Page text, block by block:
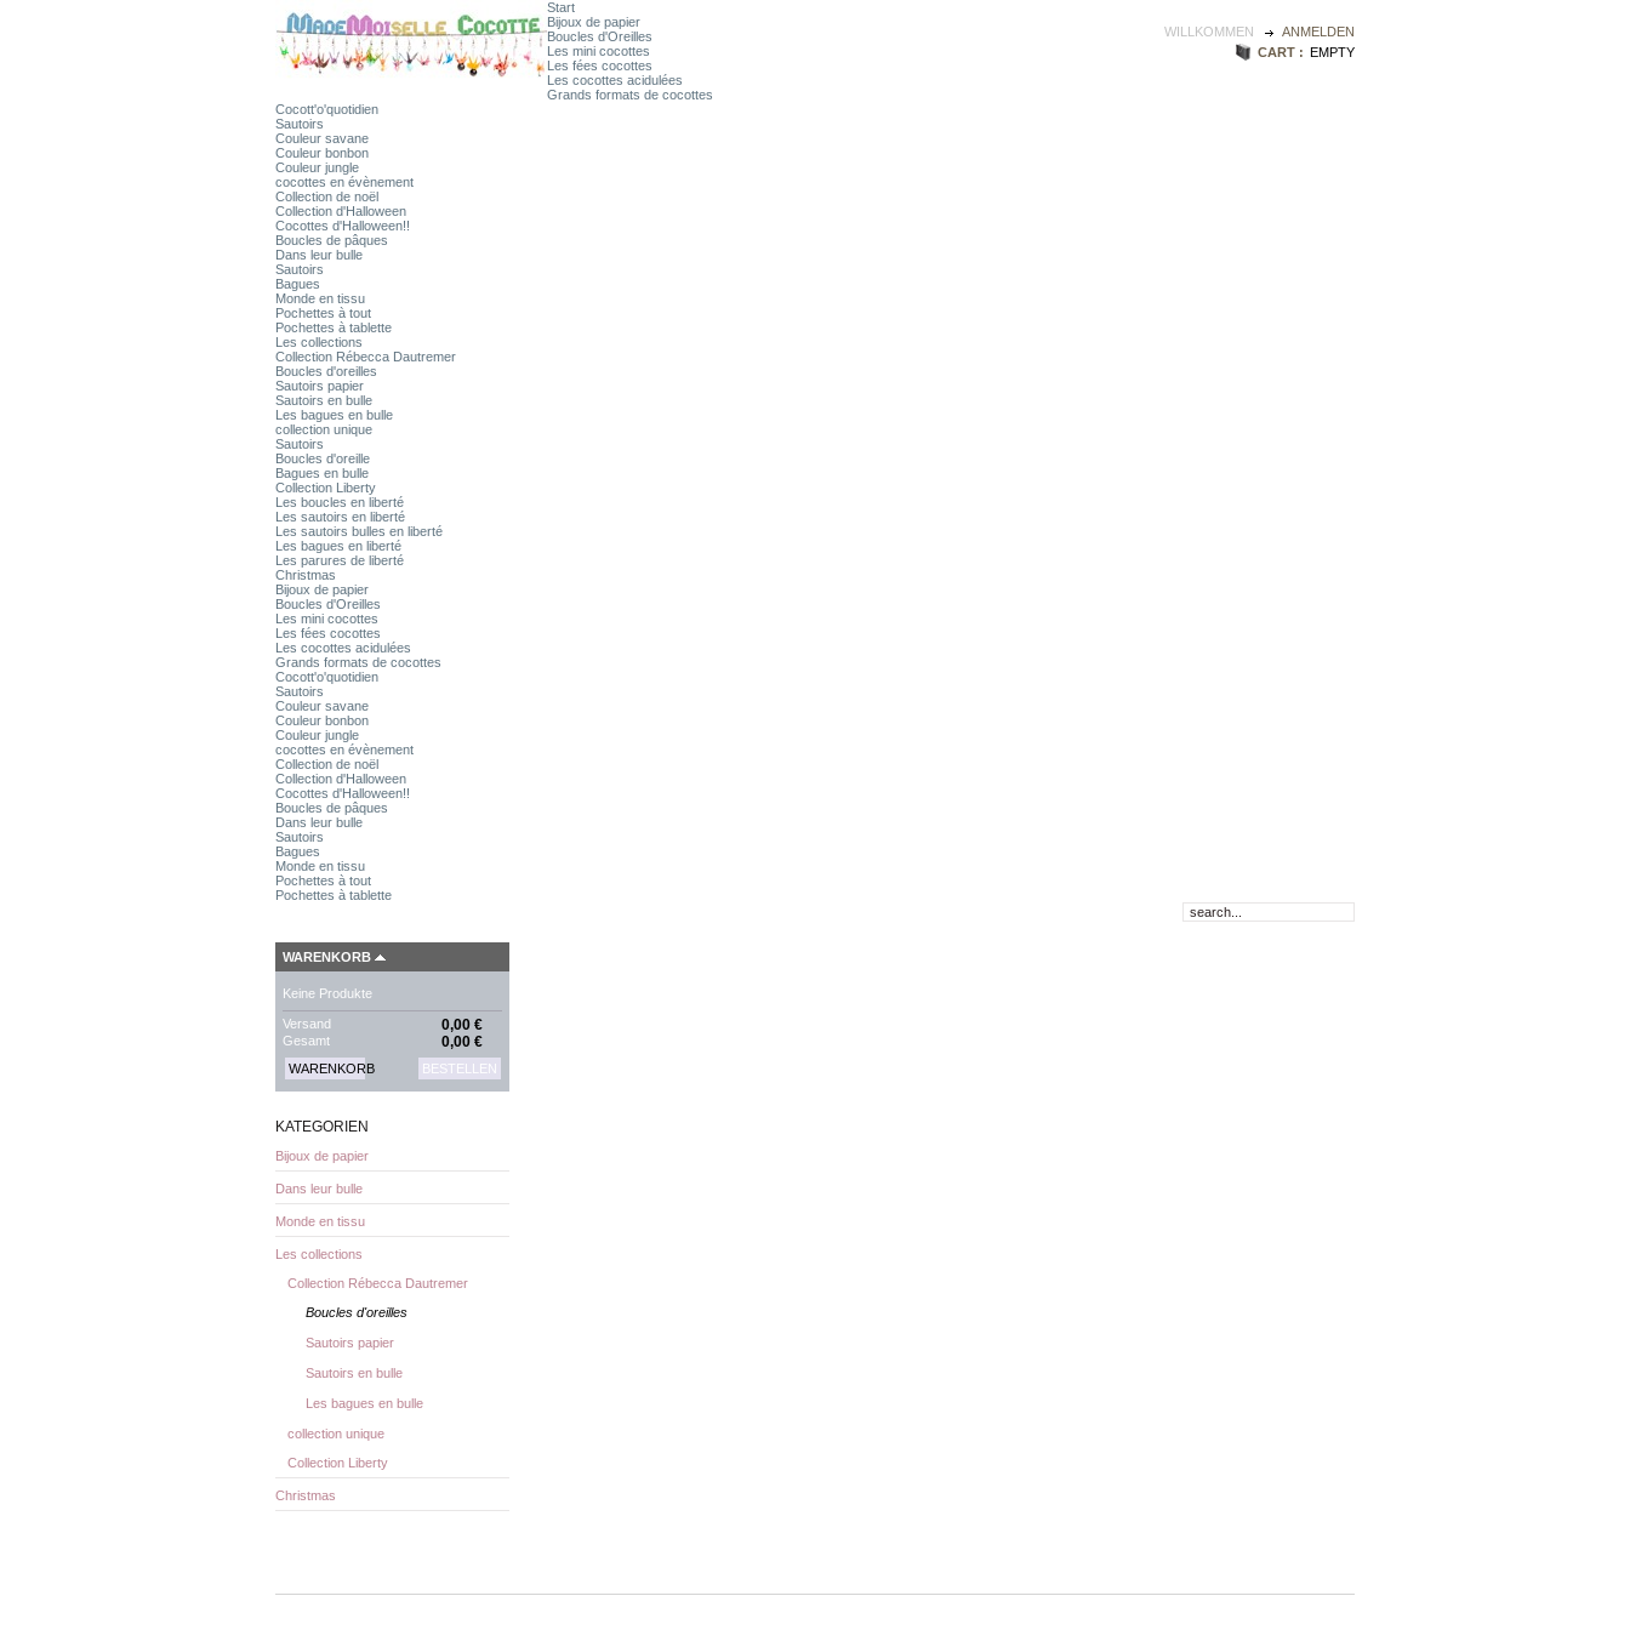
WILLKOMMEN
ANMELDEN
CART :
EMPTY
Start
Bijoux de papier
Boucles d'Oreilles
Les mini cocottes
Les fées cocottes
Les cocottes acidulées
Grands formats de cocottes
Cocott'o'quotidien
Sautoirs
Couleur savane
Couleur bonbon
Couleur jungle
cocottes en évènement
Collection de noël
Collection d'Halloween
Cocottes d'Halloween!!
Boucles de pâques
Dans leur bulle
Sautoirs
Bagues
Monde en tissu
Pochettes à tout
Pochettes à tablette
Les collections
Collection Rébecca Dautremer
Boucles d'oreilles
Sautoirs papier
Sautoirs en bulle
Les bagues en bulle
collection unique
Sautoirs
Boucles d'oreille
Bagues en bulle
Collection Liberty
Les boucles en liberté
Les sautoirs en liberté
Les sautoirs bulles en liberté
Les bagues en liberté
Les parures de liberté
Christmas
Bijoux de papier
Boucles d'Oreilles
Les mini cocottes
Les fées cocottes
Les cocottes acidulées
Grands formats de cocottes
Cocott'o'quotidien
Sautoirs
Couleur savane
Couleur bonbon
Couleur jungle
cocottes en évènement
Collection de noël
Collection d'Halloween
Cocottes d'Halloween!!
Boucles de pâques
Dans leur bulle
Sautoirs
Bagues
Monde en tissu
Pochettes à tout
Pochettes à tablette
WARENKORB
Keine Produkte
Versand 0,00 €
Gesamt 0,00 €
WARENKORB BESTELLEN
KATEGORIEN
Bijoux de papier
Dans leur bulle
Monde en tissu
Les collections
Collection Rébecca Dautremer
Boucles d'oreilles
Sautoirs papier
Sautoirs en bulle
Les bagues en bulle
collection unique
Collection Liberty
Christmas